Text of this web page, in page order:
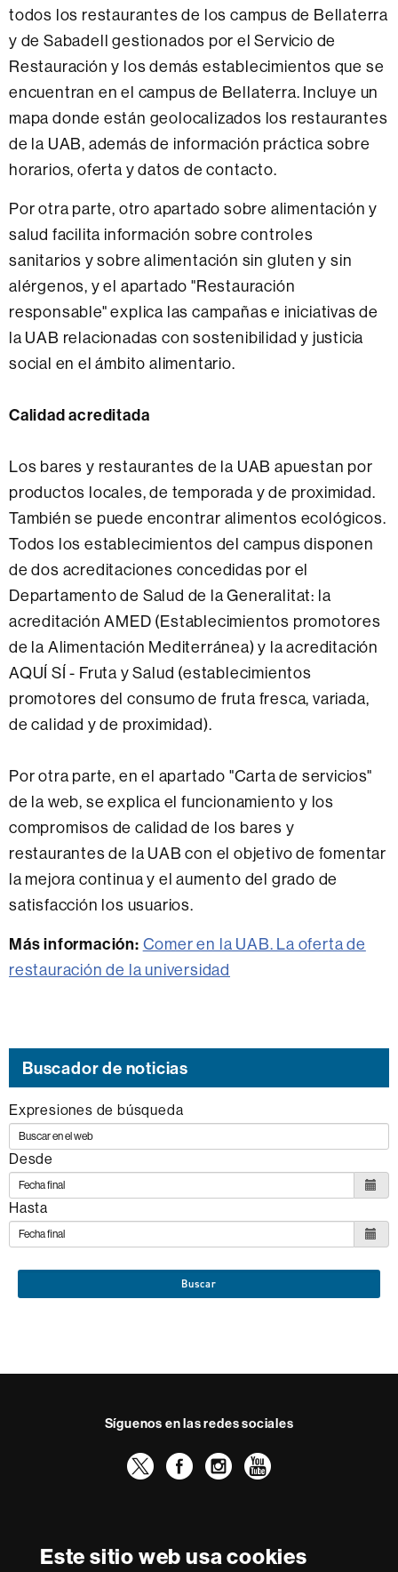
Este sitio web usa cookies
todos los restaurantes de los campus de Bellaterra
y de Sabadell gestionados por el Servicio de
Restauración y los demás establecimientos que se
encuentran en el campus de Bellaterra. Incluye un
mapa donde están geolocalizados los restaurantes
de la UAB, además de información práctica sobre
horarios, oferta y datos de contacto.
Por otra parte, otro apartado sobre alimentación y
salud facilita información sobre controles
sanitarios y sobre alimentación sin gluten y sin
alérgenos, y el apartado "Restauración
responsable" explica las campañas e iniciativas de
la UAB relacionadas con sostenibilidad y justicia
social en el ámbito alimentario.
Calidad acreditada
Los bares y restaurantes de la UAB apuestan por
productos locales, de temporada y de proximidad.
También se puede encontrar alimentos ecológicos.
Todos los establecimientos del campus disponen
de dos acreditaciones concedidas por el
Departamento de Salud de la Generalitat: la
acreditación AMED (Establecimientos promotores
de la Alimentación Mediterránea) y la acreditación
AQUÍ SÍ - Fruta y Salud (establecimientos
promotores del consumo de fruta fresca, variada,
de calidad y de proximidad).
Por otra parte, en el apartado "Carta de servicios"
de la web, se explica el funcionamiento y los
compromisos de calidad de los bares y
restaurantes de la UAB con el objetivo de fomentar
la mejora continua y el aumento del grado de
satisfacción los usuarios.
Más información: Comer en la UAB. La oferta de
restauración de la universidad
Buscador de noticias
Expresiones de búsqueda
Desde
Hasta
Buscar
Síguenos en las redes sociales
TwitterFacebook
Instagram
Youtube
Excellence